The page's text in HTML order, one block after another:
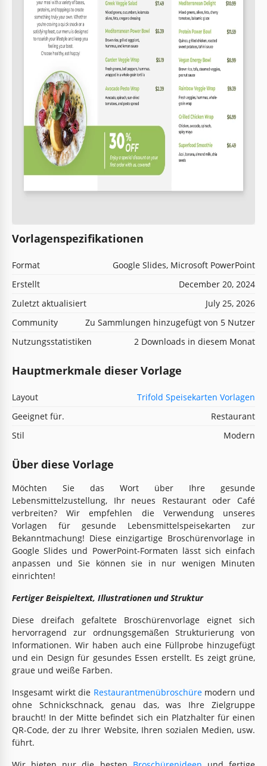
Vorlagenspezifikationen
Format
Google Slides, Microsoft PowerPoint
Erstellt
December 20, 2024
Zuletzt aktualisiert
July 25, 2026
Community
Zu Sammlungen hinzugefügt von 5 Nutzer
Nutzungsstatistiken
2 Downloads in diesem Monat
Hauptmerkmale dieser Vorlage
Layout
Trifold Speisekarten Vorlagen
Geeignet für.
Restaurant
Stil
Modern
Über diese Vorlage
Möchten Sie das Wort über Ihre gesunde
Lebensmittelzustellung, Ihr neues Restaurant oder Café
verbreiten? Wir empfehlen die Verwendung unseres
Vorlagen für gesunde Lebensmittelspeisekarten zur
Bekanntmachung! Diese einzigartige Broschürenvorlage in
Google Slides und PowerPoint-Formaten lässt sich einfach
anpassen und Sie können sie in nur wenigen Minuten
einrichten!
Fertiger Beispieltext, Illustrationen und Struktur
Diese dreifach gefaltete Broschürenvorlage eignet sich
hervorragend zur ordnungsgemäßen Strukturierung von
Informationen. Wir haben auch eine Füllprobe hinzugefügt
und ein Design für gesundes Essen erstellt. Es zeigt grüne,
graue und weiße Farben.
Insgesamt wirkt die Restaurantmenübroschüremodern und
ohne Schnickschnack, genau das, was Ihre Zielgruppe
braucht! In der Mitte befindet sich ein Platzhalter für einen
QR-Code, der zu Ihrer Website, Ihren sozialen Medien, usw.
führt.